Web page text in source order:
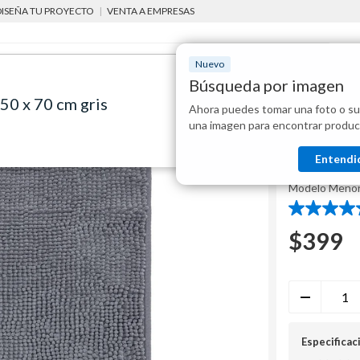
TU PROYECTO | VENTA A EMPRESAS
Nuevo
Búsqueda por imagen
Ahora puedes tomar una foto o
una imagen para encontrar
alfombras de interior Alfombra de baño Menorca 50 x 70 cm gris
Just Home
Modelo
5.0
5
estrellas.
$399
x 70 cm gris